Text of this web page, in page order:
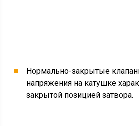
Нормально-закрытые
напряжения на катушке
закрытой позицией затвора.